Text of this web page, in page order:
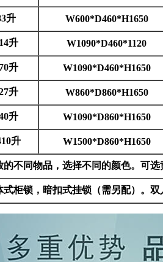
升 W600*D460*H1650
升 W1090*D460*1120
升 W1090*D460*H1650
升 W860*D860*H1650
升 W1090*D860*H1650
升 W1500*D860*H1650
的不同物品，选择不同的颜色。可
式柜锁，暗扣式挂锁（需另配）。